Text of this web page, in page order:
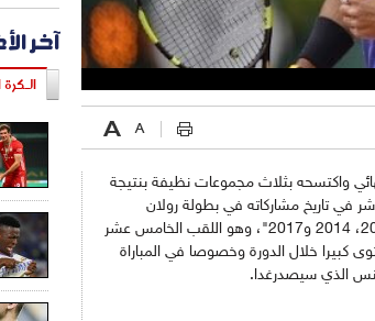
واكتسحه بثلاث مجموعات نظيفة بنتيجة
في تاريخ مشاركاته في بطولة رولان
غاروس "2005، 2006 ،2007، 2008، 2010، 2011، 2012، 2013، 2014 و2017"، وهو اللقب الخامس عشر
كبيرا خلال الدورة وخصوصا في المباراة
الذي سيصدرغدا.
آخر
الـكرة